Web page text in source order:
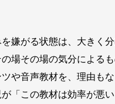
嫌がる状態は、大きく
場その場の気分による
や音声教材を、理由も
「この教材は効率が悪